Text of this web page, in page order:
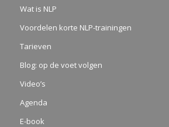
Wat is NLP
Voordelen korte NLP-trainingen
Tarieven
Blog: op de voet volgen
Video’s
Agenda
E-book